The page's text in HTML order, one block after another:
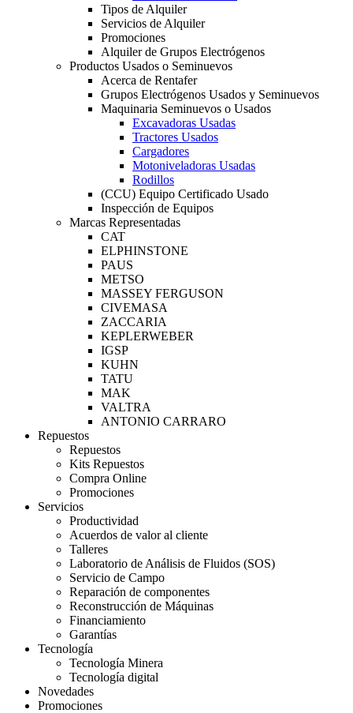
Tipos de Alquiler
Servicios de Alquiler
Promociones
Alquiler de Grupos Electrógenos
Productos Usados o Seminuevos
Acerca de Rentafer
Grupos Electrógenos Usados y Seminuevos
Maquinaria Seminuevos o Usados
Excavadoras Usadas
Tractores Usados
Cargadores
Motoniveladoras Usadas
Rodillos
(CCU) Equipo Certificado Usado
Inspección de Equipos
Marcas Representadas
CAT
ELPHINSTONE
PAUS
METSO
MASSEY FERGUSON
CIVEMASA
ZACCARIA
KEPLERWEBER
IGSP
KUHN
TATU
MAK
VALTRA
ANTONIO CARRARO
Repuestos
Repuestos
Kits Repuestos
Compra Online
Promociones
Servicios
Productividad
Acuerdos de valor al cliente
Talleres
Laboratorio de Análisis de Fluidos (SOS)
Servicio de Campo
Reparación de componentes
Reconstrucción de Máquinas
Financiamiento
Garantías
Tecnología
Tecnología Minera
Tecnología digital
Novedades
Promociones